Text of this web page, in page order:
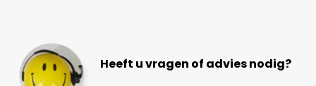
Heeft u vragen of advies nodig?